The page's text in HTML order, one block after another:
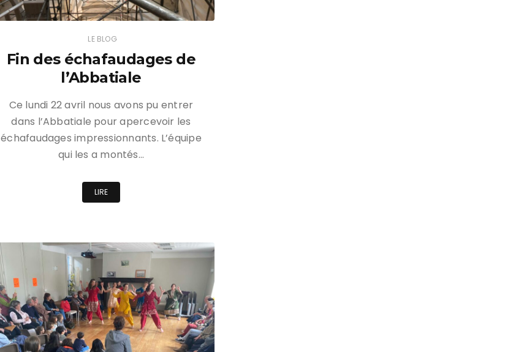
LE BLOG
Fin des échafaudages de
l’Abbatiale
Ce lundi 22 avril nous avons pu entrer
dans l’Abbatiale pour apercevoir les
échafaudages impressionnants. L’équipe
qui les a montés…
LIRE